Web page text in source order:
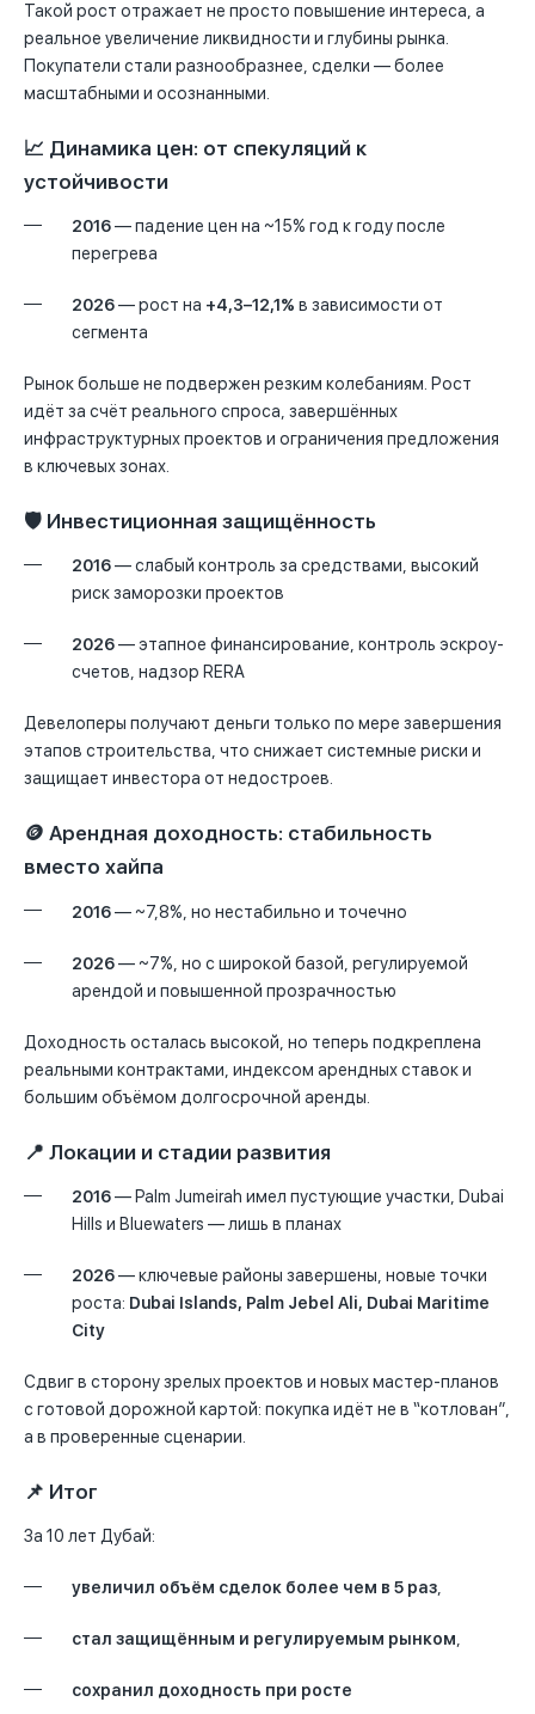
Такой рост отражает не просто повышение интереса, а
реальное увеличение ликвидности и глубины рынка.
Покупатели стали разнообразнее, сделки — более
масштабными и осознанными.
📈 Динамика цен: от спекуляций к
устойчивости
2016— падение цен на ~15% год к году после
перегрева
2026— рост на +4,3–12,1% в зависимости от
сегмента
Рынок больше не подвержен резким колебаниям. Рост
идёт за счёт реального спроса, завершённых
инфраструктурных проектов и ограничения предложения
в ключевых зонах.
🛡 Инвестиционная защищённость
2016— слабый контроль за средствами, высокий
риск заморозки проектов
2026— этапное финансирование, контроль эскроу-
счетов, надзор RERA
Девелоперы получают деньги только по мере завершения
этапов строительства, что снижает системные риски и
защищает инвестора от недостроев.
🪙 Арендная доходность: стабильность
вместо хайпа
2016— ~7,8%, но нестабильно и точечно
2026— ~7%, но с широкой базой, регулируемой
арендой и повышенной прозрачностью
Доходность осталась высокой, но теперь подкреплена
реальными контрактами, индексом арендных ставок и
большим объёмом долгосрочной аренды.
📍 Локации и стадии развития
2016— Palm Jumeirah имел пустующие участки, Dubai
Hills и Bluewaters — лишь в планах
2026— ключевые районы завершены, новые точки
роста: Dubai Islands, Palm Jebel Ali, Dubai Maritime
City
Сдвиг в сторону зрелых проектов и новых мастер-планов
с готовой дорожной картой: покупка идёт не в “котлован”,
а в проверенные сценарии.
📌 Итог
За 10 лет Дубай:
увеличил объём сделок более чем в 5 раз
стал защищённым и регулируемым рынком
сохранил доходность при росте